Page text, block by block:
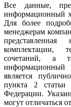
Все данные,
информационный
Для более
менеджерам
комплектации,
сочетаний, а
информационный
является
пункта 2 статьи
Федерации.
могут отличаться